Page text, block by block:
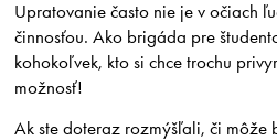
Upratovanie často nie je v očiach
činnosťou. Ako brigáda pre
kohokoľvek, kto si chce trochu
možnosť!
Ak ste doteraz rozmýšľali, či